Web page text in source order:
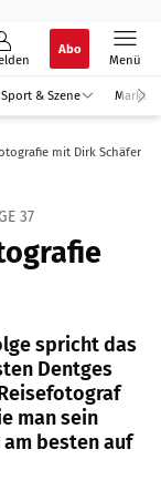
Abo
Menü
Sport & Szene Markt
mit Dirk Schäfer
37
spricht das
Dentges
man sein
besten auf